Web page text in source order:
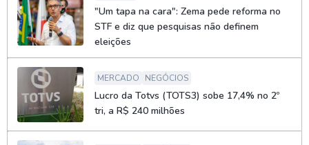
"Um tapa na cara": Zema pede reforma no
STF e diz que pesquisas não definem
eleições
MERCADO NEGÓCIOS
Lucro da Totvs (TOTS3) sobe 17,4% no 2º
tri, a R$ 240 milhões